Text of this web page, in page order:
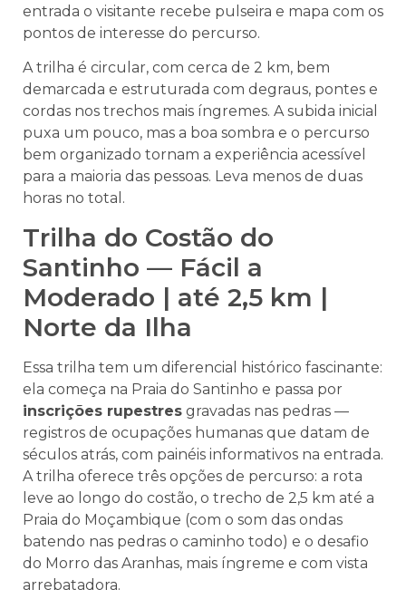
entrada o visitante recebe pulseira e mapa com os
pontos de interesse do percurso.
A trilha é circular, com cerca de 2 km, bem
demarcada e estruturada com degraus, pontes e
cordas nos trechos mais íngremes. A subida inicial
puxa um pouco, mas a boa sombra e o percurso
bem organizado tornam a experiência acessível
para a maioria das pessoas. Leva menos de duas
horas no total.
Trilha do Costão do
Santinho — Fácil a
Moderado | até 2,5 km |
Norte da Ilha
Essa trilha tem um diferencial histórico fascinante:
ela começa na Praia do Santinho e passa por
inscrições rupestres gravadas nas pedras —
registros de ocupações humanas que datam de
séculos atrás, com painéis informativos na entrada.
A trilha oferece três opções de percurso: a rota
leve ao longo do costão, o trecho de 2,5 km até a
Praia do Moçambique (com o som das ondas
batendo nas pedras o caminho todo) e o desafio
do Morro das Aranhas, mais íngreme e com vista
arrebatadora.